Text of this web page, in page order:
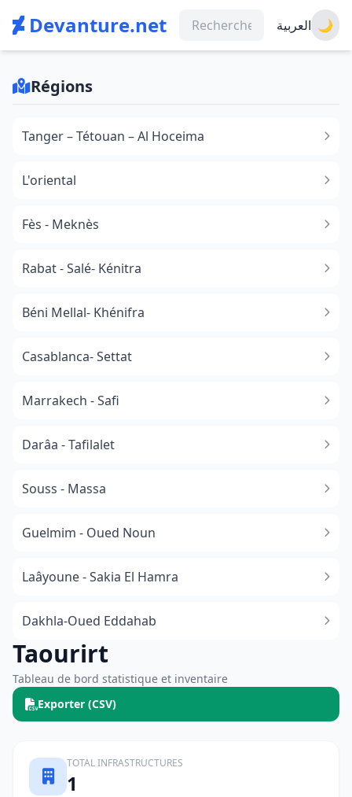
Devanture.net العربية 🌙
Régions
Tanger – Tétouan – Al Hoceima
L'oriental
Fès - Meknès
Rabat - Salé- Kénitra
Béni Mellal- Khénifra
Casablanca- Settat
Marrakech - Safi
Darâa - Tafilalet
Souss - Massa
​Guelmim - Oued Noun
Laâyoune - Sakia El Hamra
Dakhla-Oued Eddahab
Taourirt
Tableau de bord statistique et inventaire
Exporter (CSV)
TOTAL INFRASTRUCTURES
1